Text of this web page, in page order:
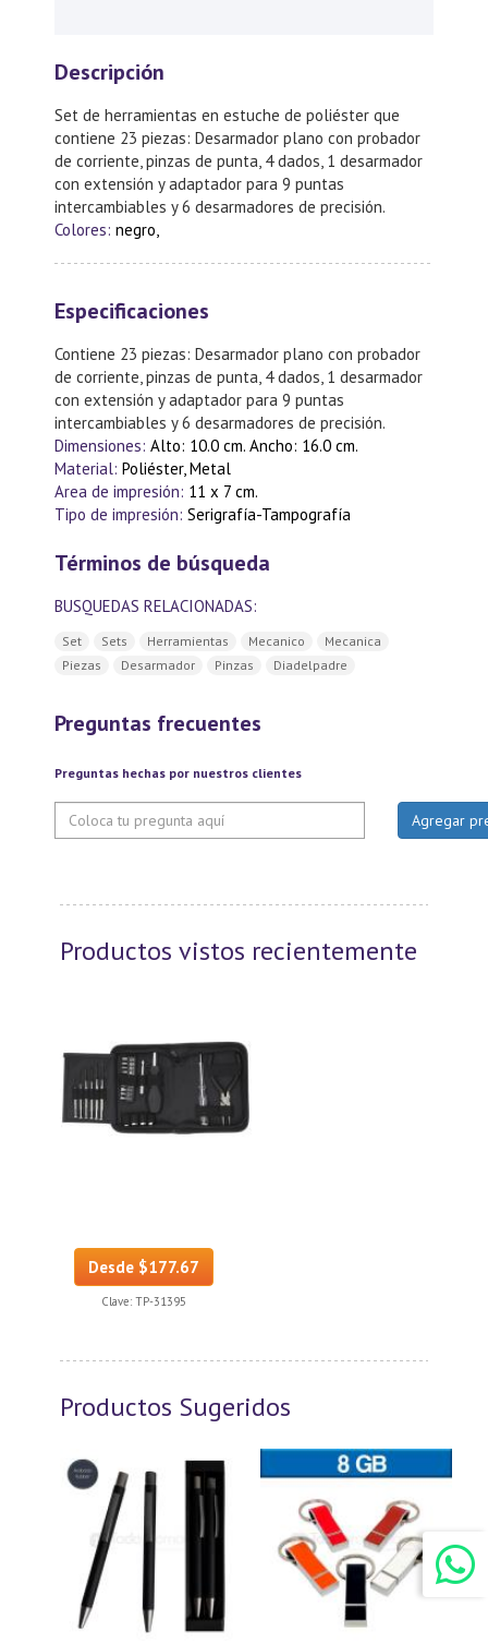
Descripción
Set de herramientas en estuche de poliéster que
contiene 23 piezas: Desarmador plano con probador
de corriente, pinzas de punta, 4 dados, 1 desarmador
con extensión y adaptador para 9 puntas
intercambiables y 6 desarmadores de precisión.
Colores: negro,
Especificaciones
Contiene 23 piezas: Desarmador plano con probador
de corriente, pinzas de punta, 4 dados, 1 desarmador
con extensión y adaptador para 9 puntas
intercambiables y 6 desarmadores de precisión.
Dimensiones: Alto: 10.0 cm. Ancho: 16.0 cm.
Material: Poliéster, Metal
Area de impresión: 11 x 7 cm.
Tipo de impresión: Serigrafía-Tampografía
Términos de búsqueda
BUSQUEDAS RELACIONADAS:
Set Sets Herramientas Mecanico
Mecanica
Piezas
Desarmador Pinzas Diadelpadre
Preguntas frecuentes
Preguntas hechas por nuestros clientes
Productos vistos recientemente
Desde $177.67
Clave: TP-31395
Productos Sugeridos